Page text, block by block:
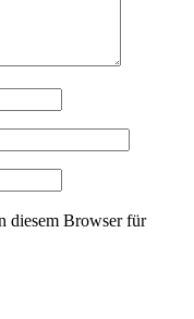
diesem Browser für